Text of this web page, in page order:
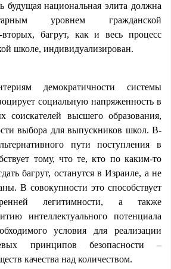
будущая национальная элита должна
уровнем гражданской
вторых, багрут, как и весь процесс
школе, индивидуализирован.
демократичности системы
социальную напряженность в
соискателей высшего образования,
выбора для выпускников школ. В-
пути поступления в
тому, что те, кто по каким-то
багрут, останутся в Израиле, а не
В совокупности это способствует
легитимности, а также
интеллектуального потенциала
условия для реализации
принципов безопасности –
качества над количеством.